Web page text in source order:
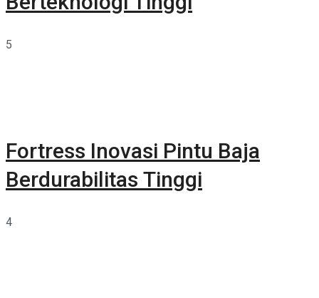
5
Fortress Inovasi Pintu Baja
Berdurabilitas Tinggi
4